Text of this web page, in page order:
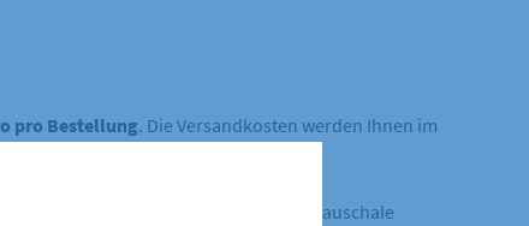
pro Bestellung. Die Versandkosten werden Ihnen im
auf die Versandkostenpauschale